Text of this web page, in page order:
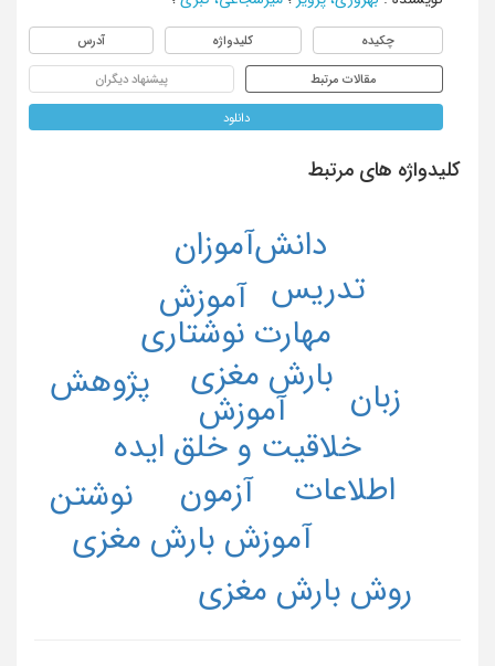
چکیده کلیدواژه آدرس
مقالات مرتبط پیشنهاد دیگران
دانلود
کلیدواژه های مرتبط
آموزش
بارش مغزی
خلاقیت و خلق ایده
مهارت نوشتاری
آزمون
آموزش
آموزش بارش مغزی
اطلاعات
پژوهش
تدریس
دانش‌آموزان
روش بارش مغزی
زبان
نوشتن